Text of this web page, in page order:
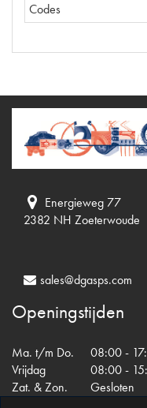
Codes
Energieweg 77
2382 NH Zoeterwoude
sales@dgasps.com
Openingstijden
Ma. t/m Do.
08:00 -
Vrijdag
08:00 -
Zat. & Zon.
Gesloten